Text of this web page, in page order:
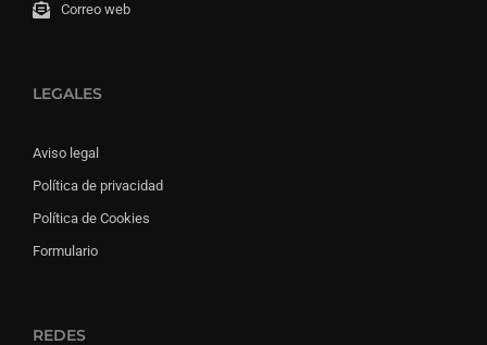
Correo web
LEGALES
Aviso legal
Política de privacidad
Política de Cookies
Formulario
REDES